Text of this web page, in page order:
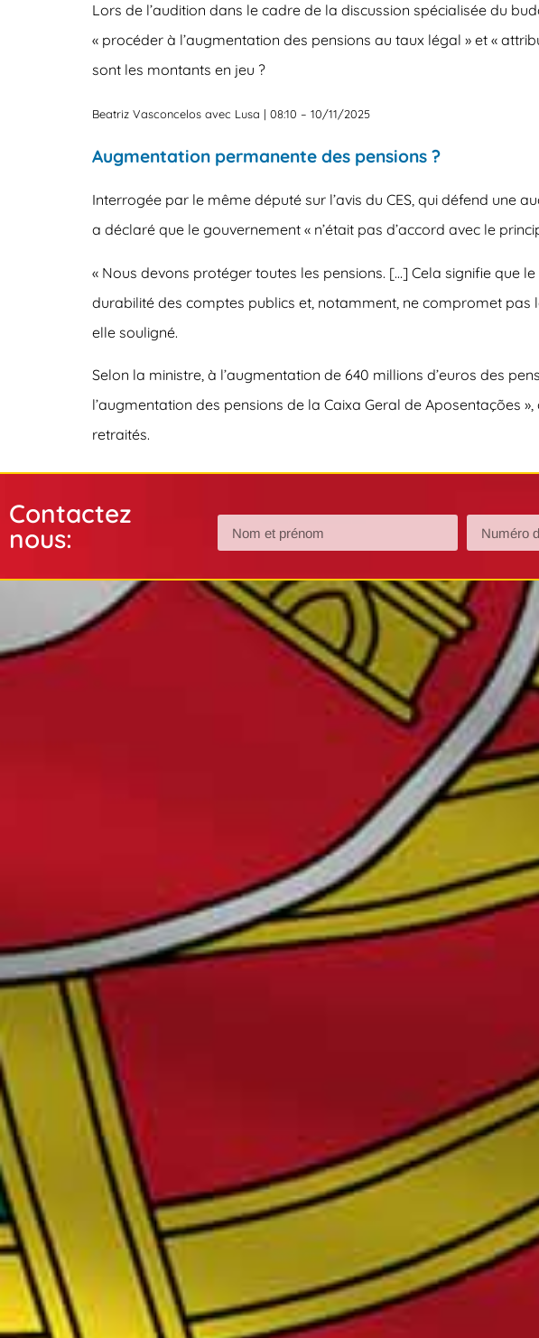
Lors de l’audition dans le cadre de la discussion spécialisée du
« procéder à l’augmentation des pensions au taux légal » et «
sont les montants en jeu ?
Beatriz Vasconcelos avec Lusa | 08:10 – 10/11/2025
Augmentation permanente des pensions ?
Interrogée par le même député sur l’avis du CES, qui défend une
a déclaré que le gouvernement « n’était pas d’accord avec le
« Nous devons protéger toutes les pensions. […] Cela signifie que
durabilité des comptes publics et, notamment, ne compromet
elle souligné.
Selon la ministre, à l’augmentation de 640 millions d’euros des
l’augmentation des pensions de la Caixa Geral de Aposentações
retraités.
Contactez
nous: